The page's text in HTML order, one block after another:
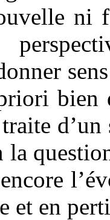
ni
bien
la
et en